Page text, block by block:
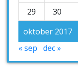
oktober 2017
29
30
« sep dec »